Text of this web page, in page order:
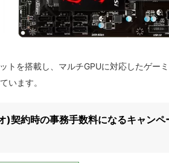
トを搭載し、マルチGPUに対応したゲー
います。
契約時の事務手数料になるキャンペ